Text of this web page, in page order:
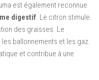
est également reconnue
digestif. Le citron stimule
des graisses. Le
ballonnements et les gaz.
et contribue à une